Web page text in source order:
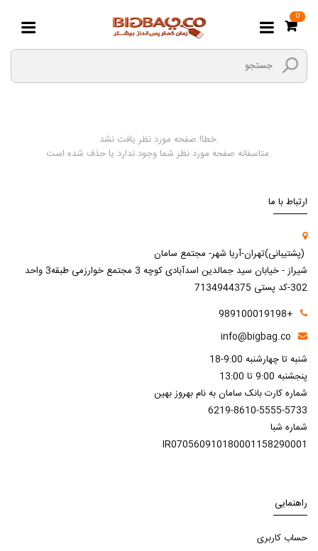
0
خطا!صفحه مورد نظر یافت نشد.
متاسفانه صفحه مورد نظر شما وجود ندارد یا حذف شده است.
ارتباط با ما
(پشتیبانی)تهران-آریا شهر- مجتمع سامان
شیراز - خیابان سید جمالدین اسدآبادی کوچه 3 مجتمع خوارزمی طبقه3 واحد
302-کد پستی 7134944375
+989100019198
info@bigbag.co
شنبه تا چهارشنبه 9:00-18
پنجشنبه 9:00 تا 13:00
شماره کارت بانک سامان به نام بهروز بهین
6219-8610-5555-5733
شماره شبا
IR070560910180001158290001
راهنمایی
حساب کاربری